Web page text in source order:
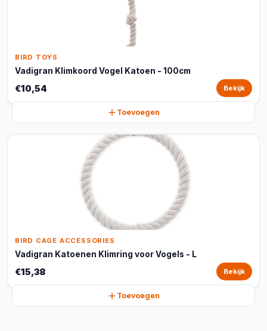
BIRD TOYS
Vadigran Klimkoord Vogel Katoen - 100cm
€10,54 Bekijk
Toevoegen
BIRD CAGE ACCESSORIES
Vadigran Katoenen Klimring voor Vogels - L
€15,38 Bekijk
Toevoegen